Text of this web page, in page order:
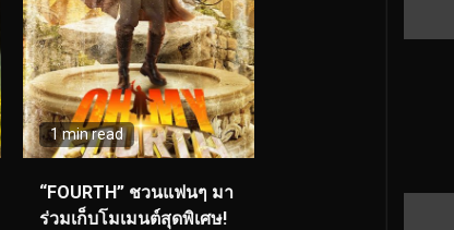
1 min read
“FOURTH” ชวนแฟนๆ มา
ร่วมเก็บโมเมนต์สุดพิเศษ!